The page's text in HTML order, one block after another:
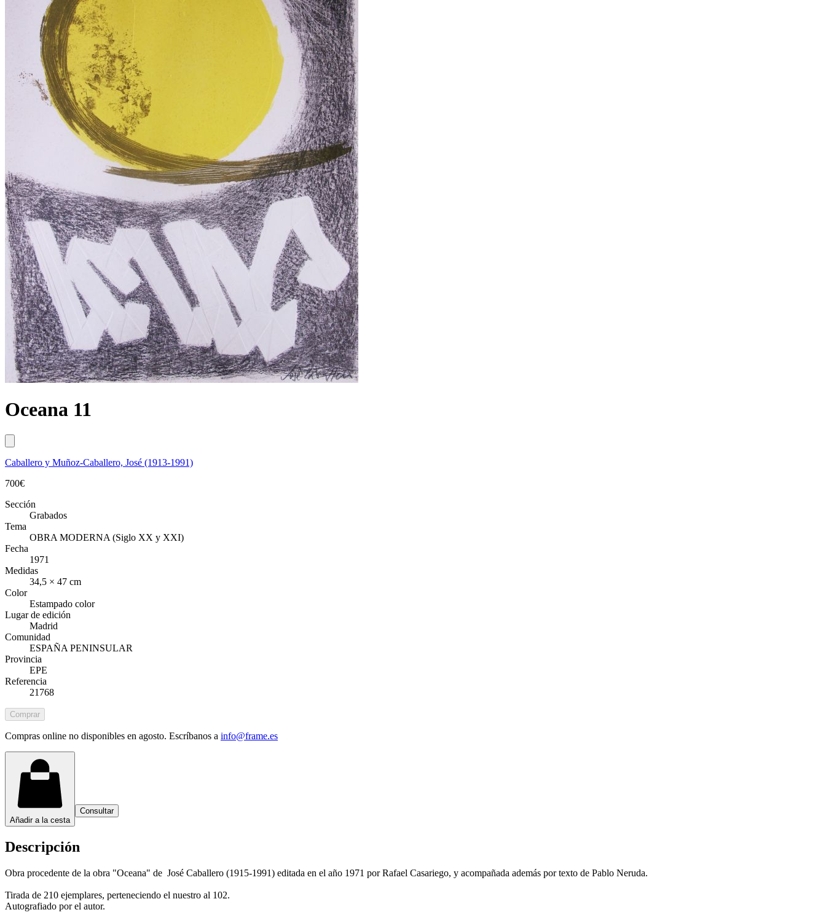
Oceana 11
Caballero y Muñoz-Caballero, José (1913-1991)
700€
Sección
Grabados
Tema
OBRA MODERNA (Siglo XX y XXI)
Fecha
1971
Medidas
34,5 × 47 cm
Color
Estampado color
Lugar de edición
Madrid
Comunidad
ESPAÑA PENINSULAR
Provincia
EPE
Referencia
21768
Comprar
Compras online no disponibles en agosto. Escríbanos a info@frame.es
Añadir a la cesta
Consultar
Descripción
Obra procedente de la obra "Oceana" de José Caballero (1915-1991) editada en el año 1971 por Rafael Casariego, y acompañada además por texto de Pablo Neruda.
Tirada de 210 ejemplares, perteneciendo el nuestro al 102.
Autografiado por el autor.